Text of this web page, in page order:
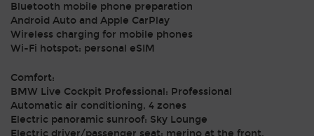
Bluetooth mobile phone preparation
Android Auto and Apple CarPlay
Wireless charging for mobile phones
Wi-Fi hotspot: personal eSIM
Comfort:
BMW Live Cockpit Professional: Professional
Automatic air conditioning, 4 zones
Electric panoramic sunroof: Sky Lounge